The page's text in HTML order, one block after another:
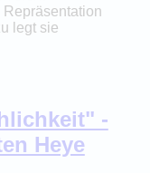
Repräsentation
legt sie
-
Heye